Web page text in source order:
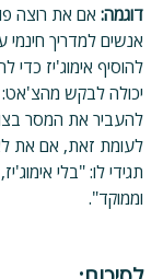
דוגמה: אם את רוצה
אנשים למדריך חינמי
להוסיף אימוג'יז
יכולה לבקש מהצ'אט:
להעביר את המסר
לעומת זאת, אם את
תגידי לו: "בלי
וממוקד".